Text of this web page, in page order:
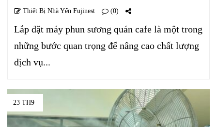
Thiết Bị Nhà Yến Fujinest (0)
Lắp đặt máy phun sương quán cafe là một trong
những bước quan trọng để nâng cao chất lượng
dịch vụ...
23 TH9